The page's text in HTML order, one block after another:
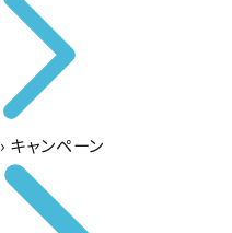
› キャンペーン